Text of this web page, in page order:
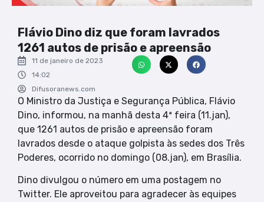
Flávio Dino diz que foram lavrados
1261 autos de prisão e apreensão
11 de janeiro de 2023
14:02
Difusoranews.com
O Ministro da Justiça e Segurança Pública, Flávio
Dino, informou, na manhã desta 4ª feira (11.jan),
que 1261 autos de prisão e apreensão foram
lavrados desde o ataque golpista às sedes dos Três
Poderes, ocorrido no domingo (08.jan), em Brasília.
Dino divulgou o número em uma postagem no
Twitter. Ele aproveitou para agradecer às equipes